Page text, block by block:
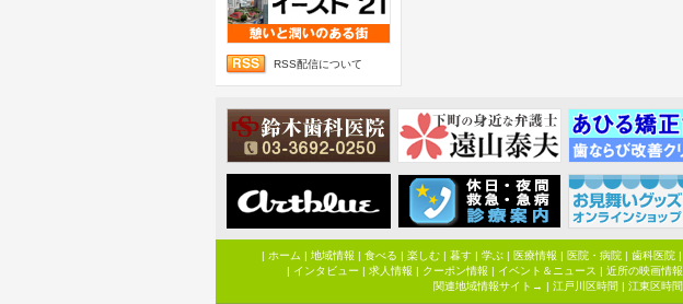
RSS配信について
| ホーム | 地域情報 | 食べる | 楽しむ| 暮す| 学ぶ| 医療情報 | 医院・病院| 歯科医院|
| インタビュー | 求人情報 | クーポン情報 | イベント＆ニュース | 近所の映画情報
関連地域情報サイト→ | 江戸川区時間 | 江東区時間